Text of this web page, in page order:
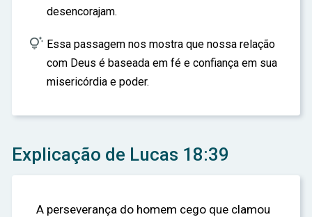
desencorajam.
 Essa passagem nos mostra que nossa relação
com Deus é baseada em fé e confiança em sua
misericórdia e poder.
Explicação de Lucas 18:39
A perseverança do homem cego que clamou